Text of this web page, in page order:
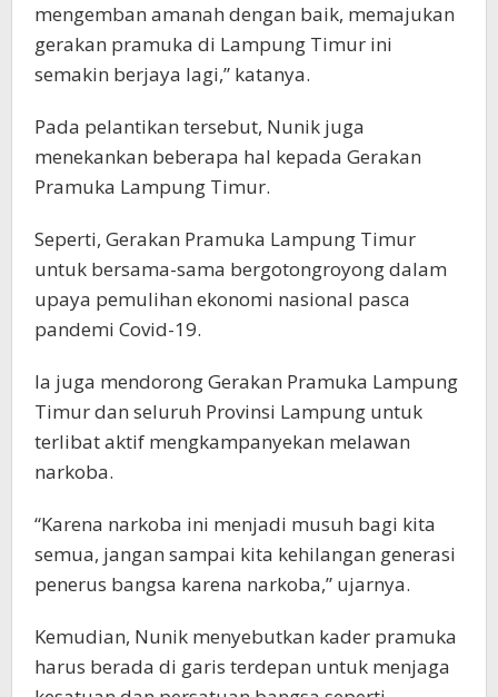
mengemban amanah dengan baik, memajukan
gerakan pramuka di Lampung Timur ini
semakin berjaya lagi,” katanya.
Pada pelantikan tersebut, Nunik juga
menekankan beberapa hal kepada Gerakan
Pramuka Lampung Timur.
Seperti, Gerakan Pramuka Lampung Timur
untuk bersama-sama bergotongroyong dalam
upaya pemulihan ekonomi nasional pasca
pandemi Covid-19.
Ia juga mendorong Gerakan Pramuka Lampung
Timur dan seluruh Provinsi Lampung untuk
terlibat aktif mengkampanyekan melawan
narkoba.
“Karena narkoba ini menjadi musuh bagi kita
semua, jangan sampai kita kehilangan generasi
penerus bangsa karena narkoba,” ujarnya.
Kemudian, Nunik menyebutkan kader pramuka
harus berada di garis terdepan untuk menjaga